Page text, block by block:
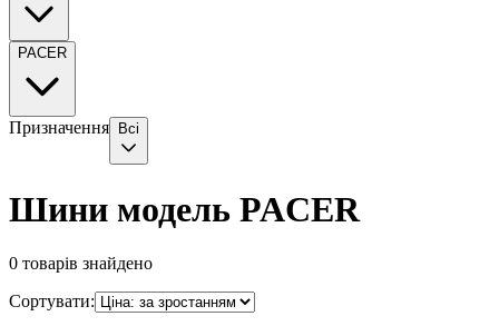
PACER
Призначення Всі
Шини модель PACER
0 товарів знайдено
Сортувати: